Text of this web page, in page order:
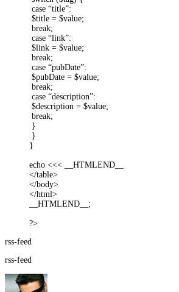
case “title”:
$title = $value;
break;
case “link”:
$link = $value;
break;
case “pubDate”:
$pubDate = $value;
break;
case “description”:
$description = $value;
break;
}
}
}
echo <<< __HTMLEND__
</table>
</body>
</html>
__HTMLEND__;
?>
rss-feed
rss-feed